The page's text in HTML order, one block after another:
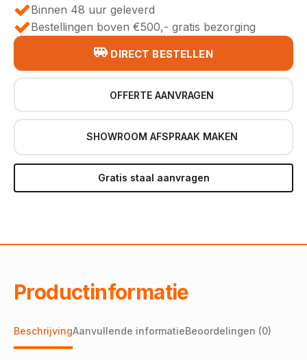
€54,95.
€49,95.
Binnen 48 uur geleverd
Bestellingen boven €500,- gratis bezorging
DIRECT BESTELLEN
OFFERTE AANVRAGEN
SHOWROOM AFSPRAAK MAKEN
Gratis staal aanvragen
Productinformatie
BeschrijvingAanvullende informatieBeoordelingen (0)